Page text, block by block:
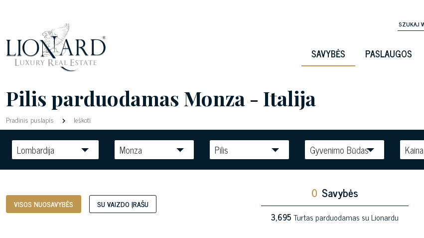
SAVYBĖS PASLAUGOS
Pilis parduodamas Monza - Italija
Pradinis puslapis Ieškoti
Lombardija Monza Pilis Gyvenimo Būdas Kaina
VISOS NUOSAVYBĖS SU VAIZDO ĮRAŠU
0 Savybės
3,695Turtas parduodamas su Lionardu